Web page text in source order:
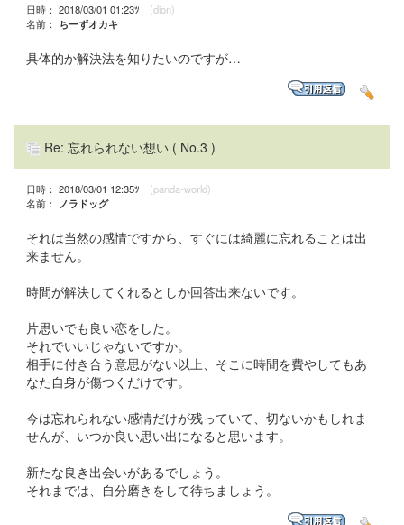
日時： 2018/03/01 01:23ﾂ (dion)
名前： ちーずオカキ
具体的か解決法を知りたいのですが…
Re: 忘れられない想い ( No.3 )
日時： 2018/03/01 12:35ﾂ (panda-world)
名前：
ノラドッグ
それは当然の感情ですから、すぐには綺麗に忘れることは出
来ません。
時間が解決してくれるとしか回答出来ないです。
片思いでも良い恋をした。
それでいいじゃないですか。
相手に付き合う意思がない以上、そこに時間を費やしてもあ
なた自身が傷つくだけです。
今は忘れられない感情だけが残っていて、切ないかもしれま
せんが、いつか良い思い出になると思います。
新たな良き出会いがあるでしょう。
それまでは、自分磨きをして待ちましょう。